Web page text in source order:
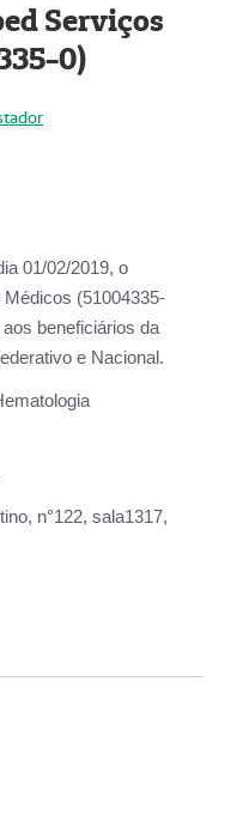
Serviços
0)
01/02/2019, o
Médicos (51004335-
beneficiários da
e Nacional.
n°122, sala1317,